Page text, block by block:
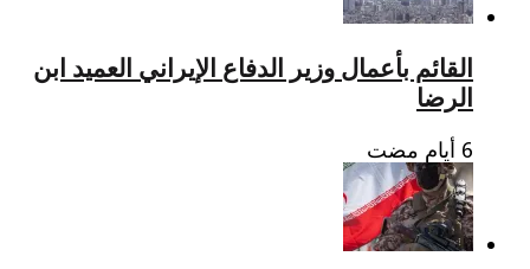
القائم بأعمال وزير الدفاع الإيراني العميد ابن
الرضا